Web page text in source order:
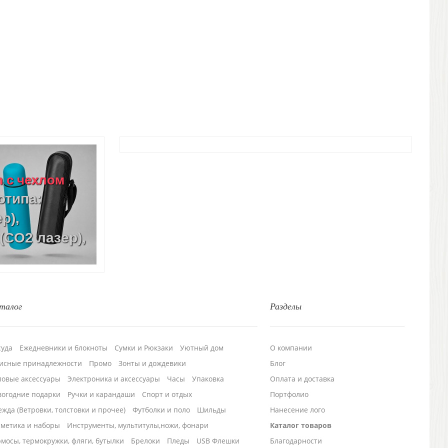
с чехлом
лазер),
Разделы
О компании
Блог
Оплата и доставка
Портфолио
Нанесение лого
Каталог товаров
Благодарности
Ежедневники и блокноты Сумки и Рюкзаки
Уютный дом
принадлежности
Промо
Зонты и дождевики
аксессуары
Электроника и аксессуары Часы
Упаковка
подарки
Ручки и карандаши
Спорт и отдых
(Ветровки, толстовки и прочее)
Футболки и поло
Шильды
и наборы
Инструменты, мультитулы,ножи, фонари
термокружки, фляги, бутылки
Брелоки Пледы USB Флешки